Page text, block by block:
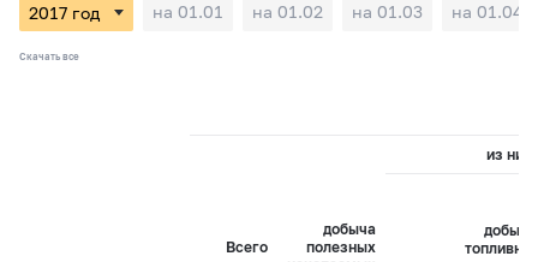
на 01.01 на 01.02 на 01.03 на 01.04
Скачать все
Всего
добыча
полезных
из них:
добыча
топливно-